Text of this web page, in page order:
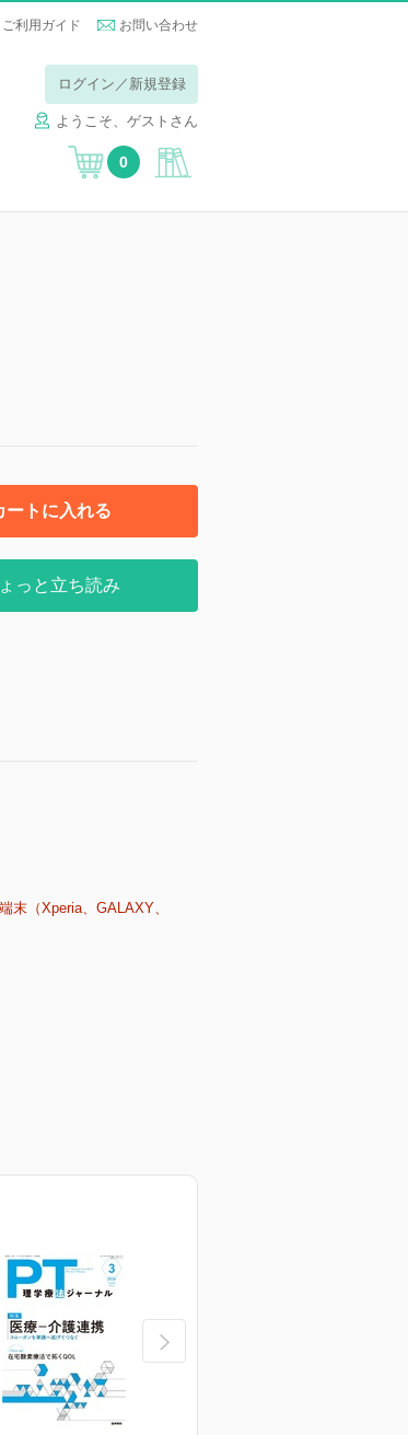
ご利用ガイド お問い合わせ
ログイン／新規登録
ようこそ、ゲストさん
0
ートに入れる
っと立ち読み
末（Xperia、GALAXY、